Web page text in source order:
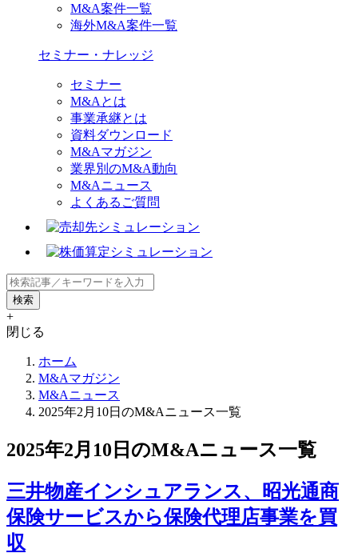
M&A案件一覧
海外M&A案件一覧
セミナー・ナレッジ
セミナー
M&Aとは
事業承継とは
資料ダウンロード
M&Aマガジン
業界別のM&A動向
M&Aニュース
よくあるご質問
+
閉じる
ホーム
M&Aマガジン
M&Aニュース
2025年2月10日のM&Aニュース一覧
2025年2月10日のM&Aニュース一覧
三井物産インシュアランス、昭光通商
保険サービスから保険代理店事業を買
収